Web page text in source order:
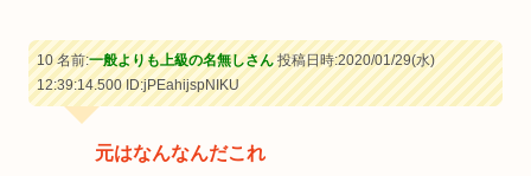
10 名前:一般よりも上級の名無しさん投稿日時:2020/01/29(水)
12:39:14.500ID:jPEahijspNIKU
元はなんなんだこれ